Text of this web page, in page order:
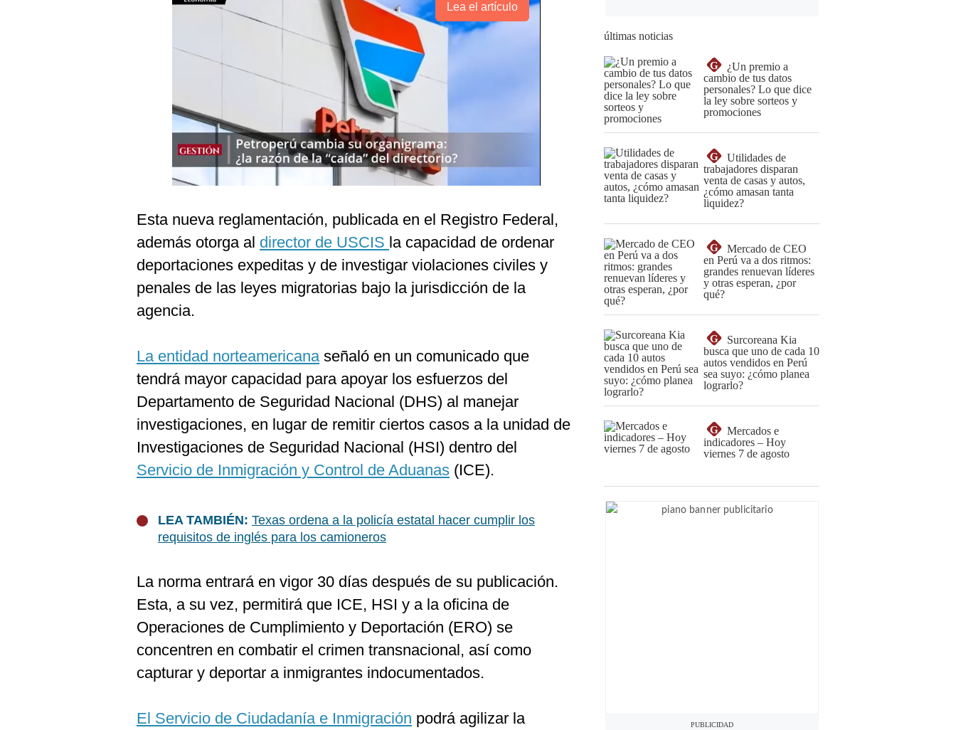
Lea el artículo
Esta nueva reglamentación, publicada en el Registro Federal,
además otorga al director de USCIS la capacidad de ordenar
deportaciones expeditas y de investigar violaciones civiles y
penales de las leyes migratorias bajo la jurisdicción de la
agencia.
La entidad norteamericanaseñaló en un comunicado que
tendrá mayor capacidad para apoyar los esfuerzos del
Departamento de Seguridad Nacional (DHS) al manejar
investigaciones, en lugar de remitir ciertos casos a la unidad de
Investigaciones de Seguridad Nacional (HSI) dentro del
Servicio de Inmigración y Control de Aduanas (ICE).
LEA TAMBIÉN: Texas ordena a la policía estatal hacer cumplir los
requisitos de inglés para los camioneros
La norma entrará en vigor 30 días después de su publicación.
Esta, a su vez, permitirá que ICE, HSI y a la oficina de
Operaciones de Cumplimiento y Deportación (ERO) se
concentren en combatir el crimen transnacional, así como
capturar y deportar a inmigrantes indocumentados.
El Servicio de Ciudadanía e Inmigración podrá agilizar la
últimas noticias
G
¿Un premio a
cambio de tus datos
personales? Lo que dice
la ley sobre sorteos y
promociones
G
Utilidades de
trabajadores disparan
venta de casas y autos,
¿cómo amasan tanta
liquidez?
G
Mercado de CEO
en Perú va a dos ritmos:
grandes renuevan líderes
y otras esperan, ¿por
qué?
G
Surcoreana Kia
busca que uno de cada 10
autos vendidos en Perú
sea suyo: ¿cómo planea
lograrlo?
G
Mercados e
indicadores – Hoy
viernes 7 de agosto